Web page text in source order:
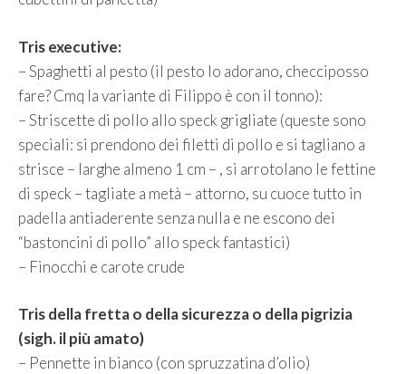
Tris executive:
– Spaghetti al pesto (il pesto lo adorano, checciposso
fare? Cmq la variante di Filippo è con il tonno):
– Striscette di pollo allo speck grigliate (queste sono
speciali: si prendono dei filetti di pollo e si tagliano a
strisce – larghe almeno 1 cm – , si arrotolano le fettine
di speck – tagliate a metà – attorno, su cuoce tutto in
padella antiaderente senza nulla e ne escono dei
“bastoncini di pollo” allo speck fantastici)
– Finocchi e carote crude
Tris della fretta o della sicurezza o della pigrizia
(sigh. il più amato)
– Pennette in bianco (con spruzzatina d’olio)